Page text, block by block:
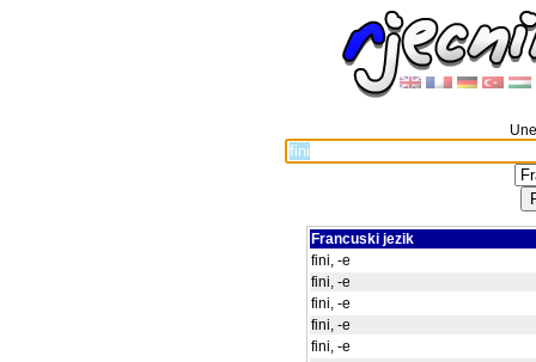
Francuski jezik
fini, -e
fini, -e
fini, -e
fini, -e
fini, -e